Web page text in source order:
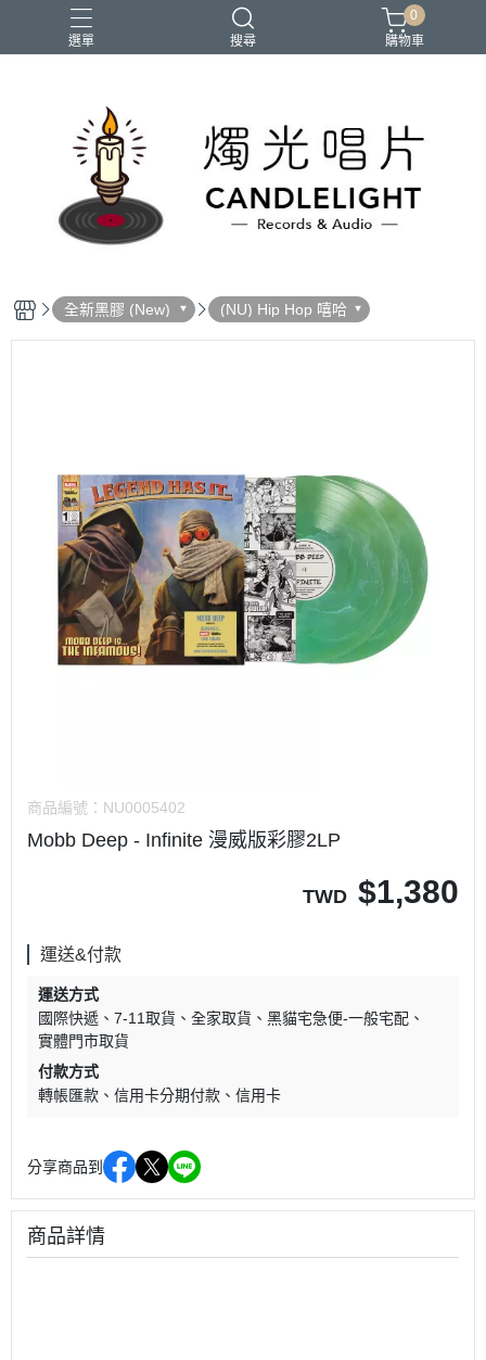
選單 搜尋
2026大港開唱 聖誕節 鏈鋸人蕾潔篇 黑潮好針
0
購物車
全新黑膠 (New) (NU) Hip Hop 嘻哈
商品編號： NU0005402
Mobb Deep - Infinite 漫威版彩膠2LP
TWD $1,380
運送&付款
運送方式
國際快遞
7-11取貨 全家取貨
黑貓宅急便-一般宅配
實體門市取貨
付款方式
轉帳匯款
信用卡分期付款 信用卡
分享商品到
商品詳情